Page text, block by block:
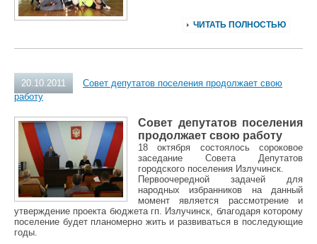
ЧИТАТЬ ПОЛНОСТЬЮ
20.10.2011
Совет депутатов поселения продолжает свою
работу
Совет депутатов поселения
продолжает свою работу
18 октября состоялось сороковое
заседание Совета Депутатов
городского поселения Излучинск.
Первоочередной задачей для
народных избранников на данный
момент является рассмотрение и
утверждение проекта бюджета гп. Излучинск, благодаря которому
поселение будет планомерно жить и развиваться в последующие
годы.